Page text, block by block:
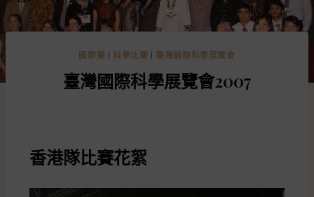
國際賽 | 科學比賽 | 臺灣國際科學展覽會
臺灣國際科學展覽會2007
香港隊比賽花絮